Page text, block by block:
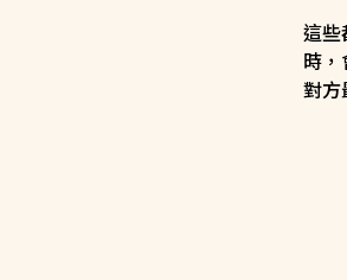
這些
時
對方